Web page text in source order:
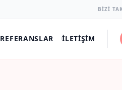
BIZI
REFERANSLAR İLETIŞIM